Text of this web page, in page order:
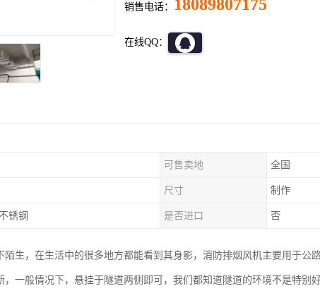
销售电话： 18089807175
在线QQ：
可售卖地 全国
尺寸 制作
锈钢 是否进口 否
陌生，在生活中的很多地方都能看到其身影，消防排烟风机主要用于公
，一般情况下，悬挂于隧道两侧即可，我们都知道隧道的环境不是特别